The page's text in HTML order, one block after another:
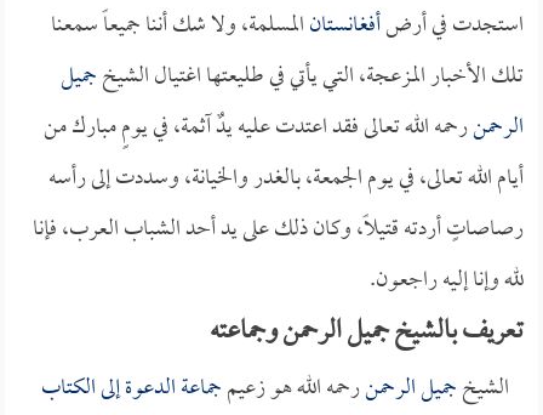
استجدت في أرضأفغانستانالمسلمة، ولا شك أننا جميعاً سمعنا
تلك الأخبار المزعجة، التي يأتي في طليعتها اغتيال الشيخجميل
الرحمنرحمه الله تعالى فقد اعتدت عليه يدٌ آثمة، في يومٍ مبارك من
أيام الله تعالى، في يوم الجمعة، بالغدر والخيانة، وسددت إلى رأسه
رصاصاتٍ أردته قتيلاً، وكان ذلك على يد أحد الشباب العرب، فإنا
لله وإنا إليه راجعون.
تعريف بالشيخ جميل الرحمن وجماعته
الشيخجميل الرحمنرحمه الله هو زعيمجماعة الدعوة إلى الكتاب